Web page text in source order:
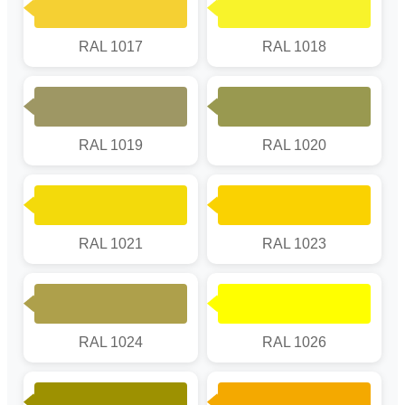
RAL 1017 RAL 1018
RAL 1019 RAL 1020
RAL 1021 RAL 1023
RAL 1024 RAL 1026